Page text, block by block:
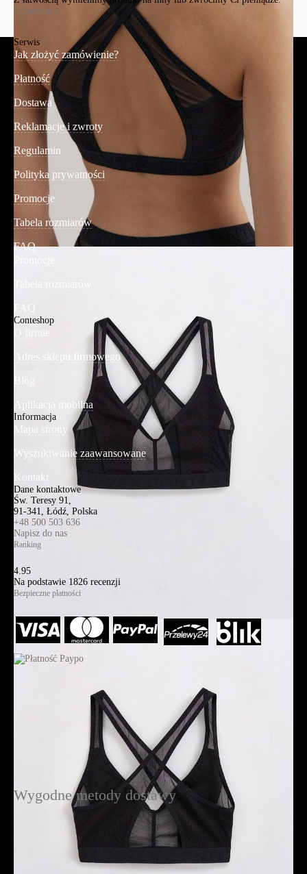
O zwrotach
Serwis
Jak złożyć zamówienie?
Płatność
Dostawa
Reklamacje i zwroty
Regulamin
Polityka prywatności
Promocje
Tabela rozmiarów
FAQ
FAQ
Conteshop
O firmie
Adres sklepu firmowego
Blog
Aplikacja mobilna
Informacja
Mapa strony
Wyszukiwanie zaawansowane
Kontakt
Dane kontaktowe
Św. Teresy 91,
91-341, Łódź, Polska
+48 500 503 636
Napisz do nas
Ranking
4.95
Na podstawie 1826 recenzji
Bezpieczne płatności
Wygodne metody dostawy